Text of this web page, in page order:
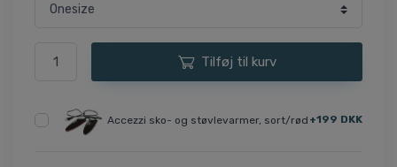
Tilføj til kurv
Accezzi sko- og støvlevarmer, sort/rød +199 DKK